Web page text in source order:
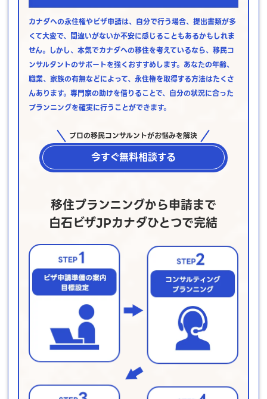
カナダへの永住権やビザ申請は、自分で行う場合、提出書類が多
くて大変で、間違いがないか不安に感じることもあるかもしれま
せん。しかし、本気でカナダへの移住を考えているなら、移民コ
ンサルタントのサポートを強くおすすめします。あなたの年齢、
職業、家族の有無などによって、永住権を取得する方法はたくさ
んあります。専門家の助けを借りることで、自分の状況に合った
プランニングを確実に行うことができます。
プロの移民コンサルントがお悩みを解決
今すぐ無料相談する
移住プランニングから申請まで
白石ビザJPカナダひとつで完結